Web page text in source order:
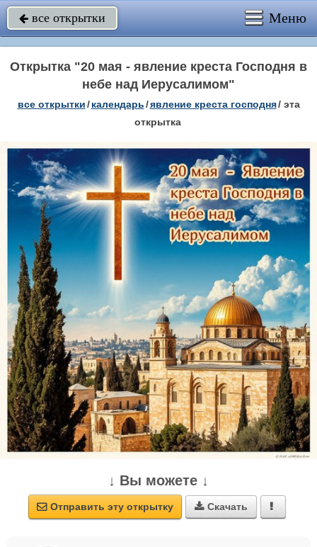
 все открытки Меню
Открытка "20 мая - явление креста Господня в
небе над Иерусалимом"
все открытки/ календарь/явление креста господня/ эта
открытка
↓ Вы можете ↓
 Отправить эту открытку  Скачать 